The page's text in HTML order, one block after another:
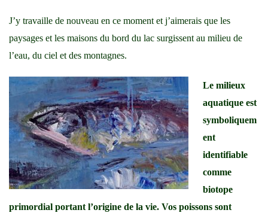
J’y travaille de nouveau en ce moment et j’aimerais que les
paysages et les maisons du bord du lac surgissent au milieu de
l’eau, du ciel et des montagnes.
Le milieux
aquatique est
symboliquem
ent
identifiable
comme
biotope
primordial portant l’origine de la vie. Vos poissons sont